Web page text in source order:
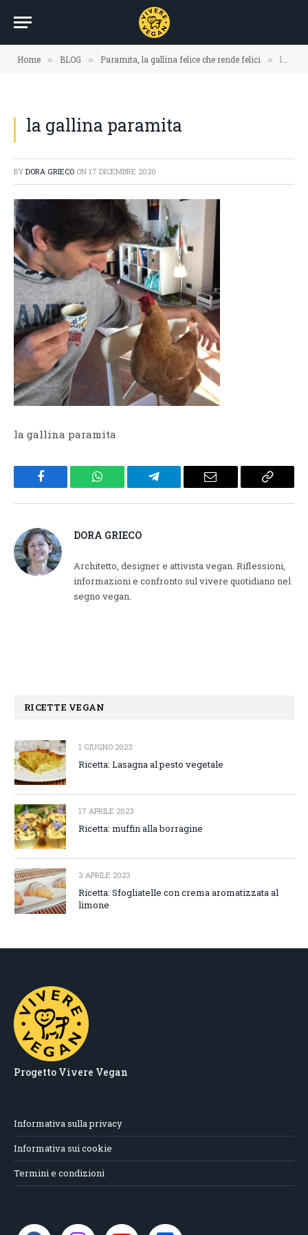
Home » BLOG » Paramita, la gallina felice che rende felici » la gallina paramita
la gallina paramita
BY DORA GRIECO ON 17 DICEMBRE 2020
la gallina paramita
Facebook WhatsApp Telegram Email
Copy
DORA GRIECO
Architetto, designer e attivista vegan. Riflessioni,
informazioni e confronto sul vivere quotidiano nel
segno vegan.
RICETTE VEGAN
1 GIUGNO 2023
Ricetta: Lasagna al pesto vegetale
17 APRILE 2023
Ricetta: muffin alla borragine
3 APRILE 2023
Ricetta: Sfogliatelle con crema aromatizzata al
limone
Progetto Vivere Vegan
Informativa sulla privacy
Informativa sui cookie
Termini e condizioni